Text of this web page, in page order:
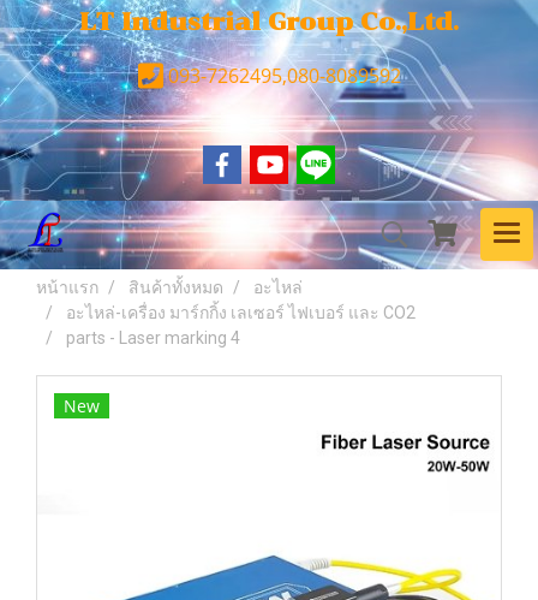
LT Industrial Group Co.,Ltd.
093-7262495,080-8089592
หน้าแรก สินค้าทั้งหมด
อะไหล่
อะไหล่-เครื่อง มาร์กกิ้ง เลเซอร์ ไฟเบอร์ และ CO2
parts - Laser marking 4
New